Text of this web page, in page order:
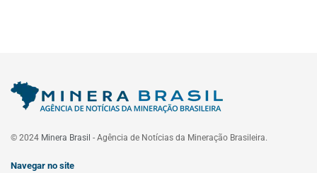
© 2024 Minera Brasil - Agência de Notícias da Mineração Brasileira.
Navegar no site